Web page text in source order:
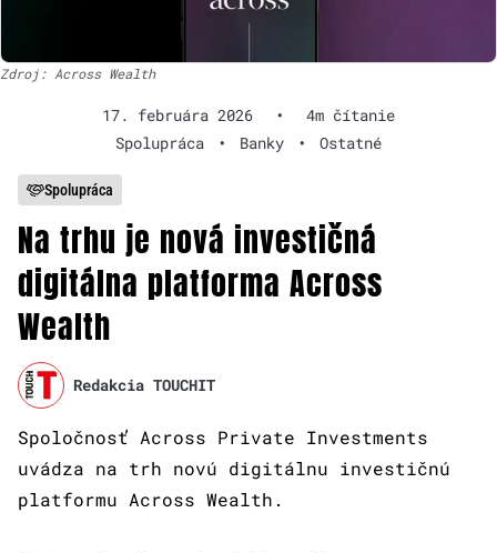
Zdroj: Across Wealth
17. februára 2026 •
4m čítanie
Spolupráca
• Banky • Ostatné
Spolupráca
Na trhu je nová investičná
digitálna platforma Across
Wealth
Redakcia TOUCHIT
Spoločnosť Across Private Investments
uvádza na trh novú digitálnu investičnú
platformu Across Wealth.